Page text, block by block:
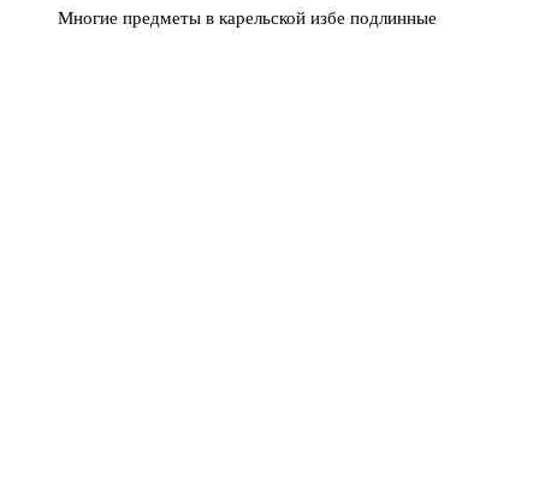
Многие предметы в карельской избе подлинные